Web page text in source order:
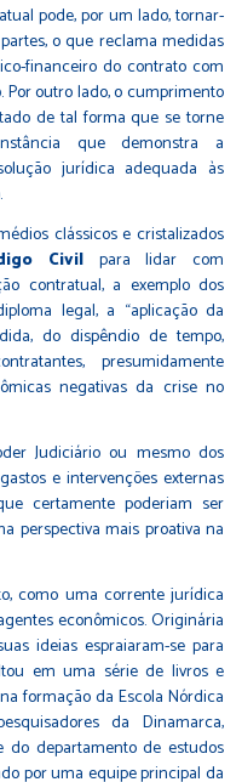
pode, por um lado, tornar-
o que reclama medidas
financeiro do contrato com
Por outro lado, o cumprimento
de tal forma que se torne
que demonstra a
jurídica adequada às
clássicos e cristalizados
Civilpara lidar com
contratual, a exemplo dos
legal, a “aplicação da
do dispêndio de tempo,
presumidamente
negativas da crise no
Judiciário ou mesmo dos
e intervenções externas
certamente poderiam ser
perspectiva mais proativa na
como uma corrente jurídica
econômicos. Originária
ideias espraiaram-se para
em uma série de livros e
formação da Escola Nórdica
da Dinamarca,
do departamento de estudos
por uma equipe principal da